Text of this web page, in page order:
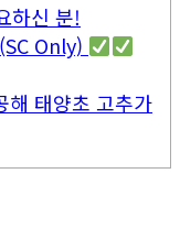
하신 분!
Only)
해 태양초 고추가